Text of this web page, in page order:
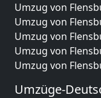
Umzug von
Umzug von
Umzug von
Umzug von
Umzug von
Umzüge-